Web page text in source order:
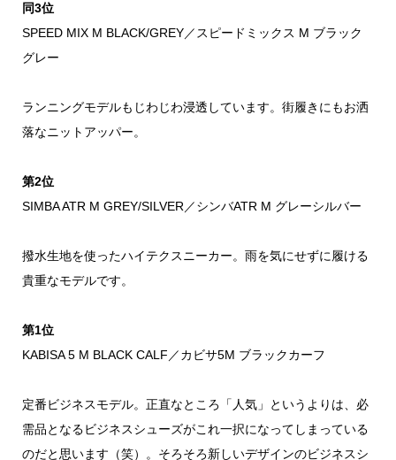
同3位
SPEED MIX M BLACK/GREY／スピードミックス M ブラック
グレー
ランニングモデルもじわじわ浸透しています。街履きにもお洒
落なニットアッパー。
第2位
SIMBA ATR M GREY/SILVER／シンバATR M グレーシルバー
撥水生地を使ったハイテクスニーカー。雨を気にせずに履ける
貴重なモデルです。
第1位
KABISA 5 M BLACK CALF／カビサ5M ブラックカーフ
定番ビジネスモデル。正直なところ「人気」というよりは、必
需品となるビジネスシューズがこれ一択になってしまっている
のだと思います（笑）。そろそろ新しいデザインのビジネスシ